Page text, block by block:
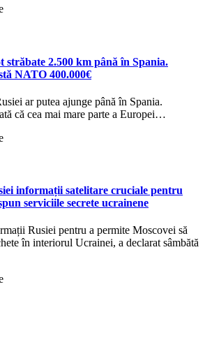
străbate 2.500 km până în Spania.
NATO 400.000€
ar putea ajunge până în Spania.
că cea mai mare parte a Europei…
informații satelitare cruciale pentru
serviciile secrete ucrainene
Rusiei pentru a permite Moscovei să
în interiorul Ucrainei, a declarat sâmbătă